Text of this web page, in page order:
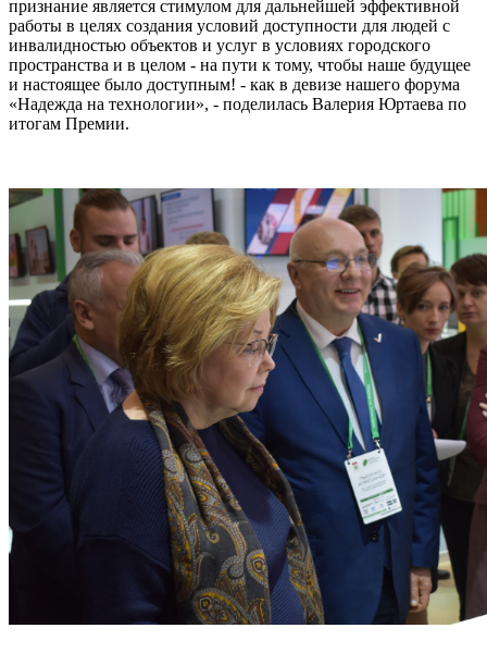
признание является стимулом для дальнейшей эффективной
работы в целях создания условий доступности для людей с
инвалидностью объектов и услуг в условиях городского
пространства и в целом - на пути к тому, чтобы наше будущее
и настоящее было доступным! - как в девизе нашего форума
«Надежда на технологии», - поделилась Валерия Юртаева по
итогам Премии.